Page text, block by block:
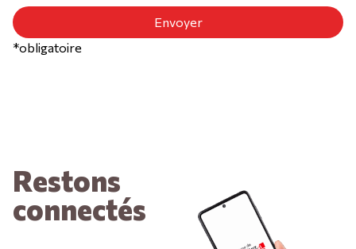
*obligatoire
Restons
connectés